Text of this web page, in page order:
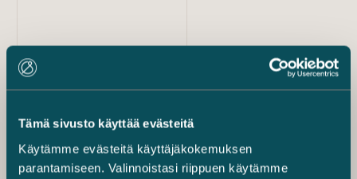
Tämä sivusto käyttää evästeitä
Käytämme evästeitä käyttäjäkokemuksen
parantamiseen. Valinnoistasi riippuen käytämme